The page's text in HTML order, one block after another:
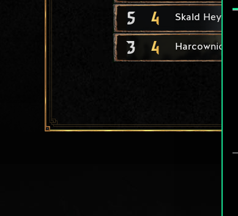
5 4 Skald
3 4 Harcownicy